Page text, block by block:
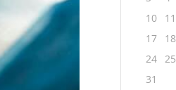
10
11
17
18
24 25
31